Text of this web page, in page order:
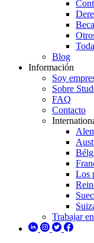
Blog
Información
Soy
Sobre
FAQ
Contacto
Los
Trabajar